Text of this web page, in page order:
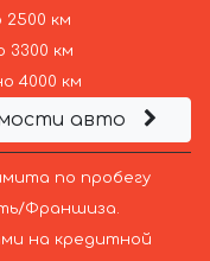
2500 км
3300 км
4000 км
авто
по пробегу
Франшиза.
на кредитной